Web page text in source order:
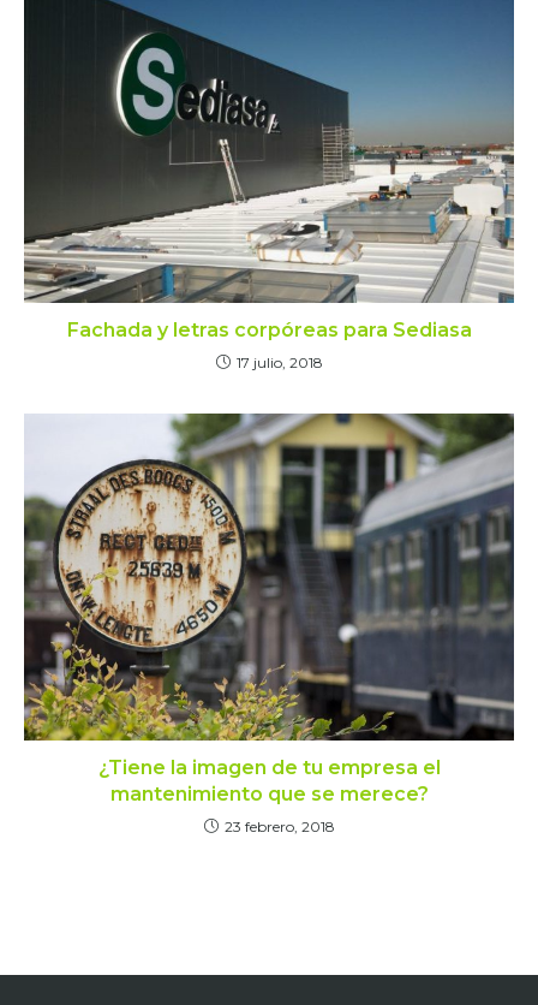
Fachada y letras corpóreas para Sediasa
17 julio, 2018
¿Tiene la imagen de tu empresa el
mantenimiento que se merece?
23 febrero, 2018